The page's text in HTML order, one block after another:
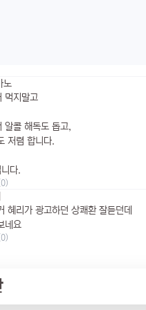
노
먹지말고
알콜 해독도 돕고,
저렴 합니다.
니다.
혜리가 광고하던 상쾌환 잘듣던데
네요